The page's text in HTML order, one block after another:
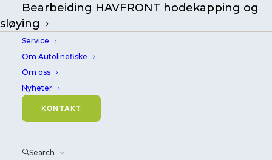
Bearbeiding HAVFRONT hodekapping og
sløying
Service
Om Autolinefiske
Om oss
Nyheter
KONTAKT
Search
Krokseparatorer